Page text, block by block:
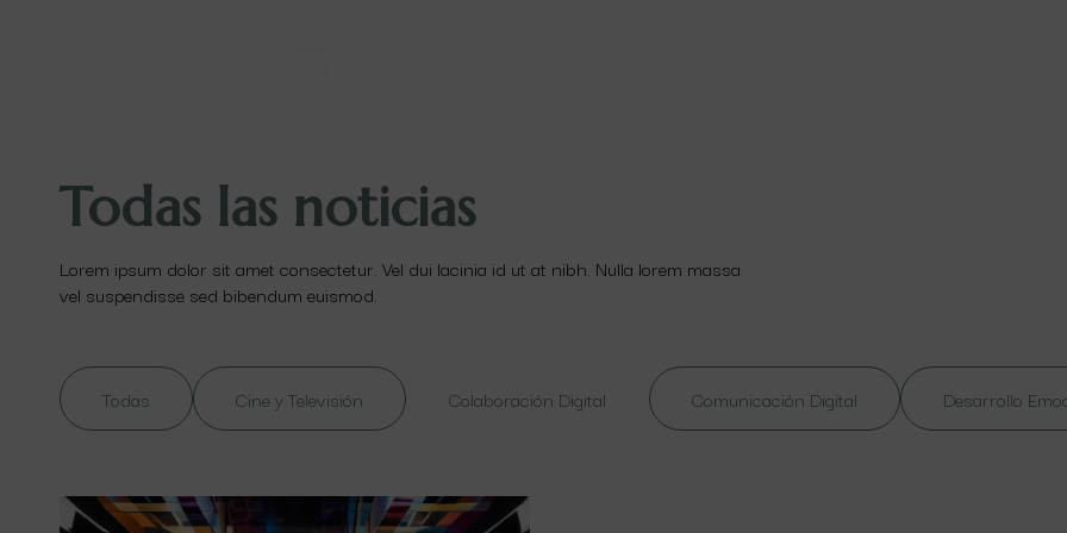
Todas las noticias
Lorem ipsum dolor sit amet consectetur. Vel dui lacinia id ut at nibh. Nulla lorem massa
vel suspendisse sed bibendum euismod.
Todas Cine y Televisión Colaboración Digital Comunicación Digital Desarrollo